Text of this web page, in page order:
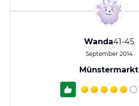
Wanda41-45
September 2014
Münstermarkt